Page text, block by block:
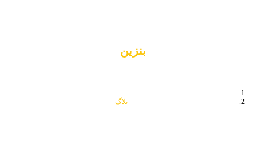
بنزین
بلاگ